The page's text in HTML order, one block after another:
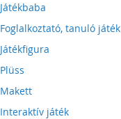
Játékbaba
Foglalkoztató, tanuló játék
Játékfigura
Plüss
Makett
Interaktív játék